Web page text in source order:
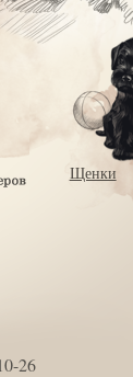
Щенки
26